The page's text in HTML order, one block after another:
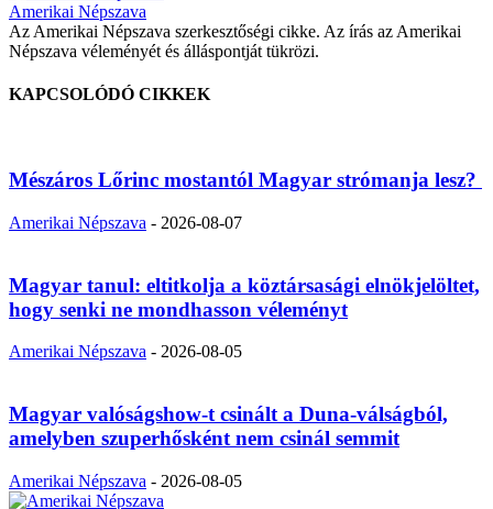
Amerikai Népszava
Az Amerikai Népszava szerkesztőségi cikke. Az írás az Amerikai
Népszava véleményét és álláspontját tükrözi.
KAPCSOLÓDÓ CIKKEK
Mészáros Lőrinc mostantól Magyar strómanja lesz?
Amerikai Népszava - 2026-08-07
Magyar tanul: eltitkolja a köztársasági elnökjelöltet,
hogy senki ne mondhasson véleményt
Amerikai Népszava - 2026-08-05
Magyar valóságshow-t csinált a Duna-válságból,
amelyben szuperhősként nem csinál semmit
Amerikai Népszava - 2026-08-05